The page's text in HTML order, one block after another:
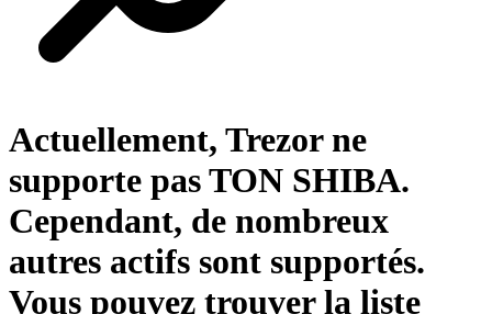
Actuellement, Trezor ne
supporte pasTON SHIBA.
Cependant, de nombreux
autres actifs sont supportés.
Vous pouvez trouver la liste